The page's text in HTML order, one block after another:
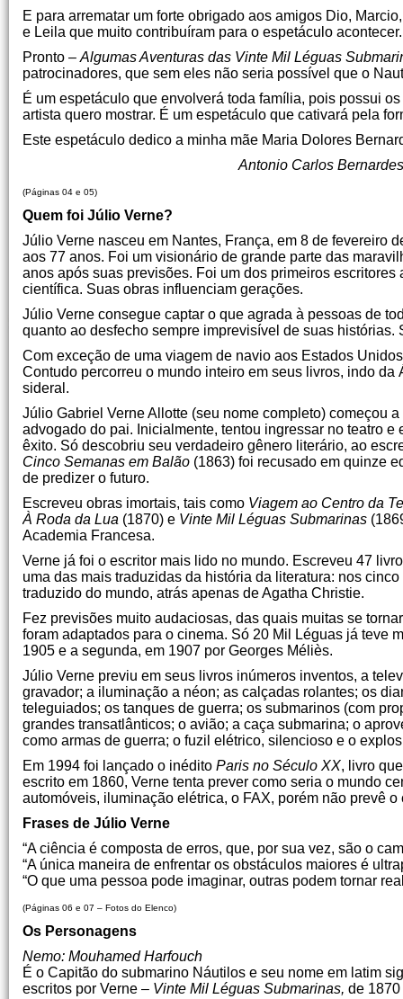
E para arrematar um forte obrigado aos amigos Dio,
e Leila que muito contribuíram para o espetáculo acontecer.
Pronto – Algumas Aventuras das Vinte Mil Léguas
patrocinadores, que sem eles não seria possível que o
É um espetáculo que envolverá toda família, pois possui
artista quero mostrar. É um espetáculo que cativará pela
Este espetáculo dedico a minha mãe Maria Dolores
Antonio Carlos
(Páginas 04 e 05)
Quem foi Júlio Verne?
Júlio Verne nasceu em Nantes, França, em 8 de fevereiro
aos 77 anos. Foi um visionário de grande parte das
anos após suas previsões. Foi um dos primeiros
científica. Suas obras influenciam gerações.
Júlio Verne consegue captar o que agrada à pessoas de
quanto ao desfecho sempre imprevisível de suas
Com exceção de uma viagem de navio aos Estados
Contudo percorreu o mundo inteiro em seus livros, indo
sideral.
Júlio Gabriel Verne Allotte (seu nome completo) começou
advogado do pai. Inicialmente, tentou ingressar no teatro
êxito. Só descobriu seu verdadeiro gênero literário, ao
Cinco Semanas em Balão (1863) foi recusado em quinze
de predizer o futuro.
Escreveu obras imortais, tais como Viagem ao Centro da
À Roda da Lua (1870) e Vinte Mil Léguas Submarinas
Academia Francesa.
Verne já foi o escritor mais lido no mundo. Escreveu 47
uma das mais traduzidas da história da literatura: nos
traduzido do mundo, atrás apenas de Agatha Christie.
Fez previsões muito audaciosas, das quais muitas se
foram adaptados para o cinema. Só 20 Mil Léguas já teve
1905 e a segunda, em 1907 por Georges Méliès.
Júlio Verne previu em seus livros inúmeros inventos, a
gravador; a iluminação a néon; as calçadas rolantes; os
teleguiados; os tanques de guerra; os submarinos (com
grandes transatlânticos; o avião; a caça submarina; o
como armas de guerra; o fuzil elétrico, silencioso e o
Em 1994 foi lançado o inédito Paris no Século XX, livro
escrito em 1860, Verne tenta prever como seria o mundo
automóveis, iluminação elétrica, o FAX, porém não prevê o
Frases de Júlio Verne
“A ciência é composta de erros, que, por sua vez, são o
“A única maneira de enfrentar os obstáculos maiores é
“O que uma pessoa pode imaginar, outras podem tornar
(Páginas 06 e 07 – Fotos do Elenco)
Os Personagens
Nemo: Mouhamed Harfouch
É o Capitão do submarino Náutilos e seu nome em latim
escritos por Verne – Vinte Mil Léguas Submarinas, de